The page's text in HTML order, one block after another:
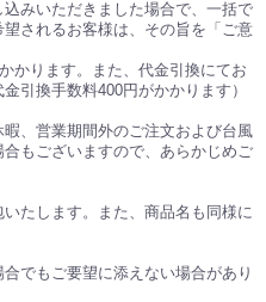
みいただきました場合で、一括で
されるお客様は、その旨を「ご意
かります。また、代金引換にてお
引換手数料400円がかかります）
、営業期間外のご注文および台風
もございますので、あらかじめご
たします。また、商品名も同様に
でもご要望に添えない場合があり